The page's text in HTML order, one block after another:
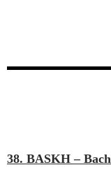
38. BASKH –